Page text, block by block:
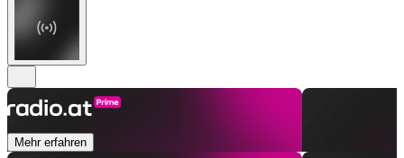
Mehr erfahren